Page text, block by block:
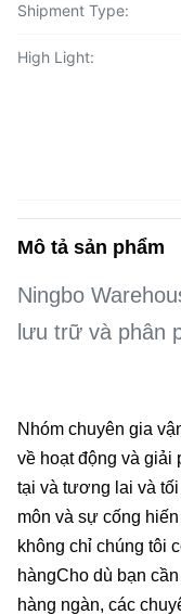
Shipment Type:
High Light:
Mô tả sản phẩm
Ningbo
lưu trữ và phân
Nhóm chuyên gia
về hoạt động và giải
tại và tương lai và
môn và sự cống
không chỉ chúng tôi
hàngCho dù bạn
hàng ngàn, các